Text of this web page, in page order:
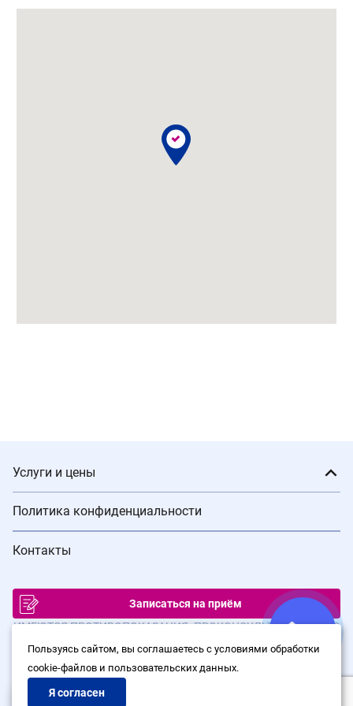
Услуги и цены
Политика конфиденциальности
Контакты
Записаться на приём
ИМЕЮТСЯ ПРОТИВОПОКАЗАНИЯ. ПРОКОНСУЛЬТИРУЙТЕСЬ С
© Сеть клиник лазерной хирургии «Варикоза нет», 2026
Политика конфиденциальности
Пользуясь сайтом, вы соглашаетесь с условиями обработки
cookie-файлов и пользовательских данных.
Я согласен